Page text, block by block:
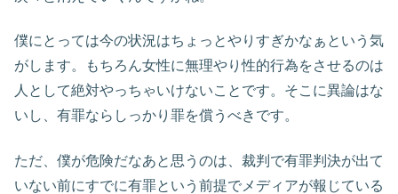
僕にとっては今の状況はちょっとやりすぎかなぁという気
がします。もちろん女性に無理やり性的行為をさせるのは
人として絶対やっちゃいけないことです。そこに異論はな
いし、有罪ならしっかり罪を償うべきです。
ただ、僕が危険だなあと思うのは、裁判で有罪判決が出て
いない前にすでに有罪という前提でメディアが報じている